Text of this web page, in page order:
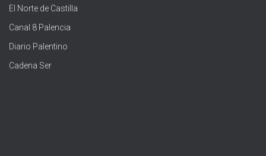
El Norte de Castilla
Canal 8 Palencia
Diario Palentino
Cadena Ser